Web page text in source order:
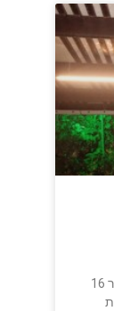
תאורת לדים בסגנונות מיוחדים כבר 16